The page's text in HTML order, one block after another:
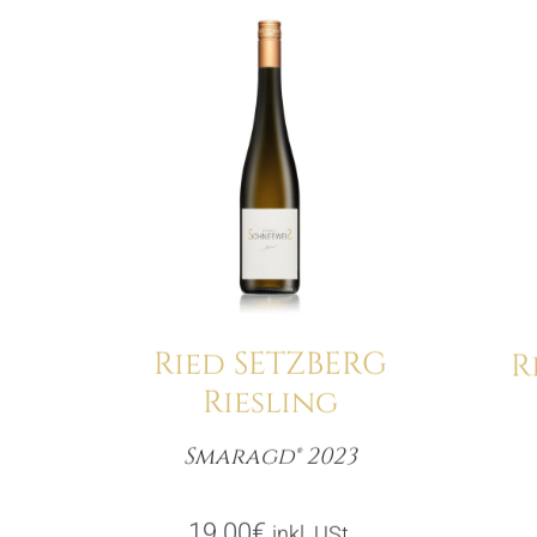
Ried SETZBERG
Riesling
Smaragd® 2023
19.00€ inkl. USt.
Menge
Details